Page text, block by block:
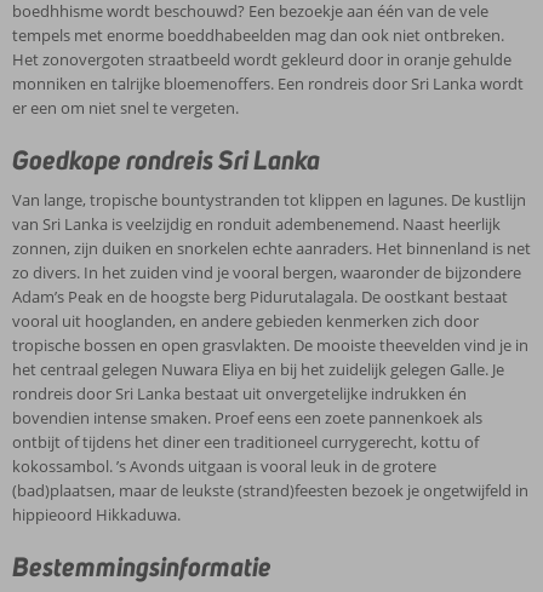
boedhhisme wordt beschouwd? Een bezoekje aan één van de vele
tempels met enorme boeddhabeelden mag dan ook niet ontbreken.
Het zonovergoten straatbeeld wordt gekleurd door in oranje gehulde
monniken en talrijke bloemenoffers. Een rondreis door Sri Lanka wordt
er een om niet snel te vergeten.
Goedkope rondreis Sri Lanka
Van lange, tropische bountystranden tot klippen en lagunes. De kustlijn
van Sri Lanka is veelzijdig en ronduit adembenemend. Naast heerlijk
zonnen, zijn duiken en snorkelen echte aanraders. Het binnenland is net
zo divers. In het zuiden vind je vooral bergen, waaronder de bijzondere
Adam’s Peak en de hoogste berg Pidurutalagala. De oostkant bestaat
vooral uit hooglanden, en andere gebieden kenmerken zich door
tropische bossen en open grasvlakten. De mooiste theevelden vind je in
het centraal gelegen Nuwara Eliya en bij het zuidelijk gelegen Galle. Je
rondreis door Sri Lanka bestaat uit onvergetelijke indrukken én
bovendien intense smaken. Proef eens een zoete pannenkoek als
ontbijt of tijdens het diner een traditioneel currygerecht, kottu of
kokossambol. ’s Avonds uitgaan is vooral leuk in de grotere
(bad)plaatsen, maar de leukste (strand)feesten bezoek je ongetwijfeld in
hippieoord Hikkaduwa.
Bestemmingsinformatie